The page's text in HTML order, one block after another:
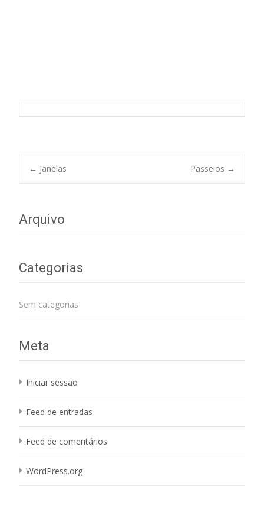
Post
← Janelas Passeios →
Arquivo
Categorias
Sem categorias
Meta
Iniciar sessão
Feed de entradas
Feed de comentários
WordPress.org